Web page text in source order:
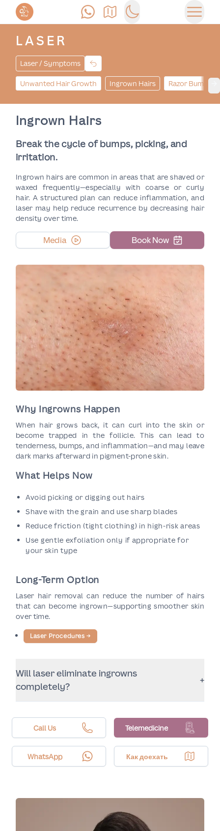
ПозвонитьКак доехатьSwitch to dark mode
LASER
Laser / Symptoms
Unwanted Hair Growth Ingrown Hairs Razor Bumps
Ingrown Hairs
Break the cycle of bumps, picking, and
irritation.
Ingrown hairs are common in areas that are shaved or
waxed frequently—especially with coarse or curly
hair. A structured plan can reduce inflammation, and
laser may help reduce recurrence by decreasing hair
density over time.
Book Now
Media
Call Us Telemedicine
WhatsApp Как доехать
Why Ingrowns Happen
When hair grows back, it can curl into the skin or
become trapped in the follicle. This can lead to
tenderness, bumps, and inflammation—and may leave
dark marks afterward in pigment-prone skin.
What Helps Now
Avoid picking or digging out hairs
Shave with the grain and use sharp blades
Reduce friction (tight clothing) in high-risk areas
Use gentle exfoliation only if appropriate for
your skin type
Long-Term Option
Laser hair removal can reduce the number of hairs
that can become ingrown—supporting smoother skin
over time.
Laser Procedures →
Will laser eliminate ingrowns
completely?
+
becomes finer and less dense, but results vary by
hair type, skin type, and consistency with sessions.